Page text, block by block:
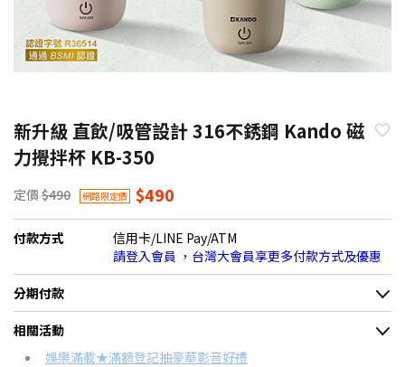
新升級 直飲/吸管設計 316不銹鋼 Kando 磁
力攪拌杯 KB-350
定價 $490 網路限定價 $490
付款方式
信用卡/LINE Pay/ATM
請登入會員 ，台灣大會員享更多付款方式及優惠
分期付款
＊實際可分期數、適用利率，請以購物車顯示為主
信用卡分期
相關活動
娛樂滿載★滿額登記抽豪華影音好禮